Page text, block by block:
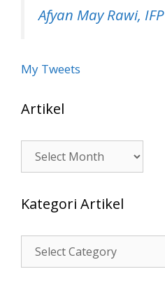
Afyan May Rawi, IFP
My Tweets
Artikel
Artikel
Kategori Artikel
Kategori
Artikel